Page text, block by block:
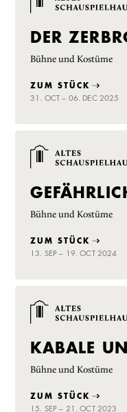
DER
Bühne und Kostüme
ZUM STÜCK
31. OCT – 06. DEC 2025
Bühne und Kostüme
ZUM STÜCK
13. SEP – 19. OCT 2024
KABALE
Bühne und Kostüme
ZUM STÜCK
15. SEP – 21. OCT 2023